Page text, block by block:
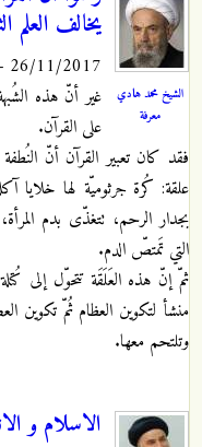
الشيخ محمد هادي
معرفة
يخالف العلم
26/11/2017 - 06:00
غير أنّ هذه
على القرآن.
فقد كان تعبير القرآن أنّ
علقة: كُرة جرثوميّة لها خلايا
بجدار الرحم، تتغذّى بدم
التي تَمتصّ الدم.
ثمّ إنّ هذه العَلَقَة تتحوّل إلى
منشأ لتكوين العظام ثُمّ تكوين
وتلتحم معها.
الاسلام و